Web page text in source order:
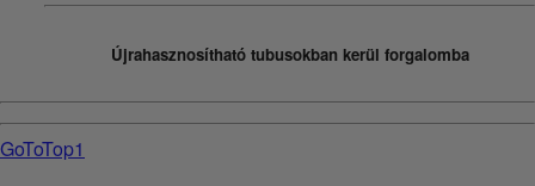
Újrahasznosítható tubusokban kerül forgalomba
GoToTop1